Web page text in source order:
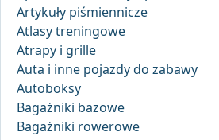
Artykuły piśmiennicze
Atlasy treningowe
Atrapy i grille
Auta i inne pojazdy do zabawy
Autoboksy
Bagażniki bazowe
Bagażniki rowerowe